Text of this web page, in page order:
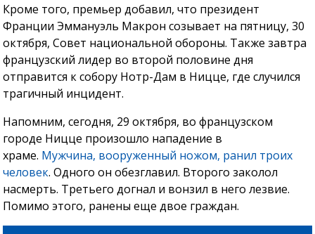
Кроме того, премьер добавил, что президент
Франции Эммануэль Макрон созывает на пятницу, 30
октября, Совет национальной обороны. Также завтра
французский лидер во второй половине дня
отправится к собору Нотр-Дам в Ницце, где случился
трагичный инцидент.
Напомним, сегодня, 29 октября, во французском
городе Ницце произошло нападение в
храме. Мужчина, вооруженный ножом, ранил троих
человек. Одного он обезглавил. Второго заколол
насмерть. Третьего догнал и вонзил в него лезвие.
Помимо этого, ранены еще двое граждан.